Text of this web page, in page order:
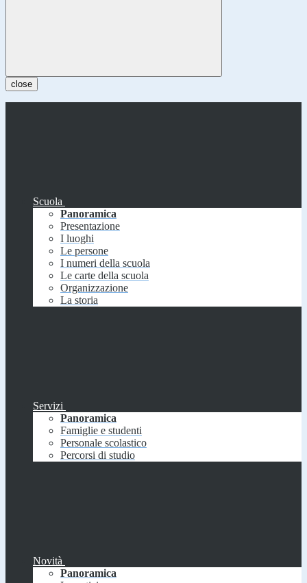
close
Scuola
Panoramica
Presentazione
I luoghi
Le persone
I numeri della scuola
Le carte della scuola
Organizzazione
La storia
Servizi
Panoramica
Famiglie e studenti
Personale scolastico
Percorsi di studio
Novità
Panoramica